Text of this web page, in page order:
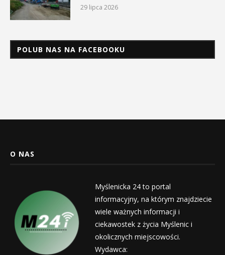
29 lipca 2026
POLUB NAS NA FACEBOOKU
O NAS
Myślenicka 24 to portal
informacyjny, na którym znajdziecie
wiele ważnych informacji i
ciekawostek z życia Myślenic i
okolicznych miejscowości.
Wydawca: